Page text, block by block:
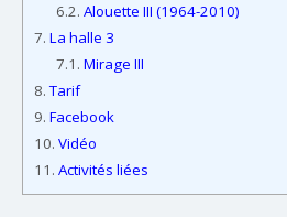
6.2. Alouette III (1964-2010)
7. La halle 3
7.1. Mirage III
8.Tarif
9. Facebook
10. Vidéo
11. Activités liées